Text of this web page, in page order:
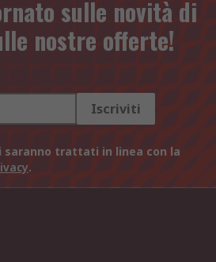
sulle novità di
nostre offerte!
Iscriviti
trattati in linea con la
.